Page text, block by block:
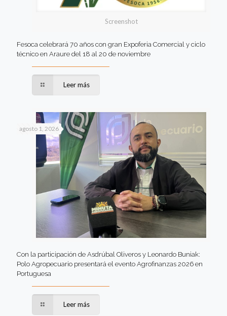
Screenshot
Fesoca celebrará 70 años con gran Expoferia Comercial y ciclo
técnico en Araure del 18 al 20 de noviembre
Leer más
agosto 1, 2026
Con la participación de Asdrúbal Oliveros y Leonardo Buniak:
Polo Agropecuario presentará el evento Agrofinanzas 2026 en
Portuguesa
Leer más